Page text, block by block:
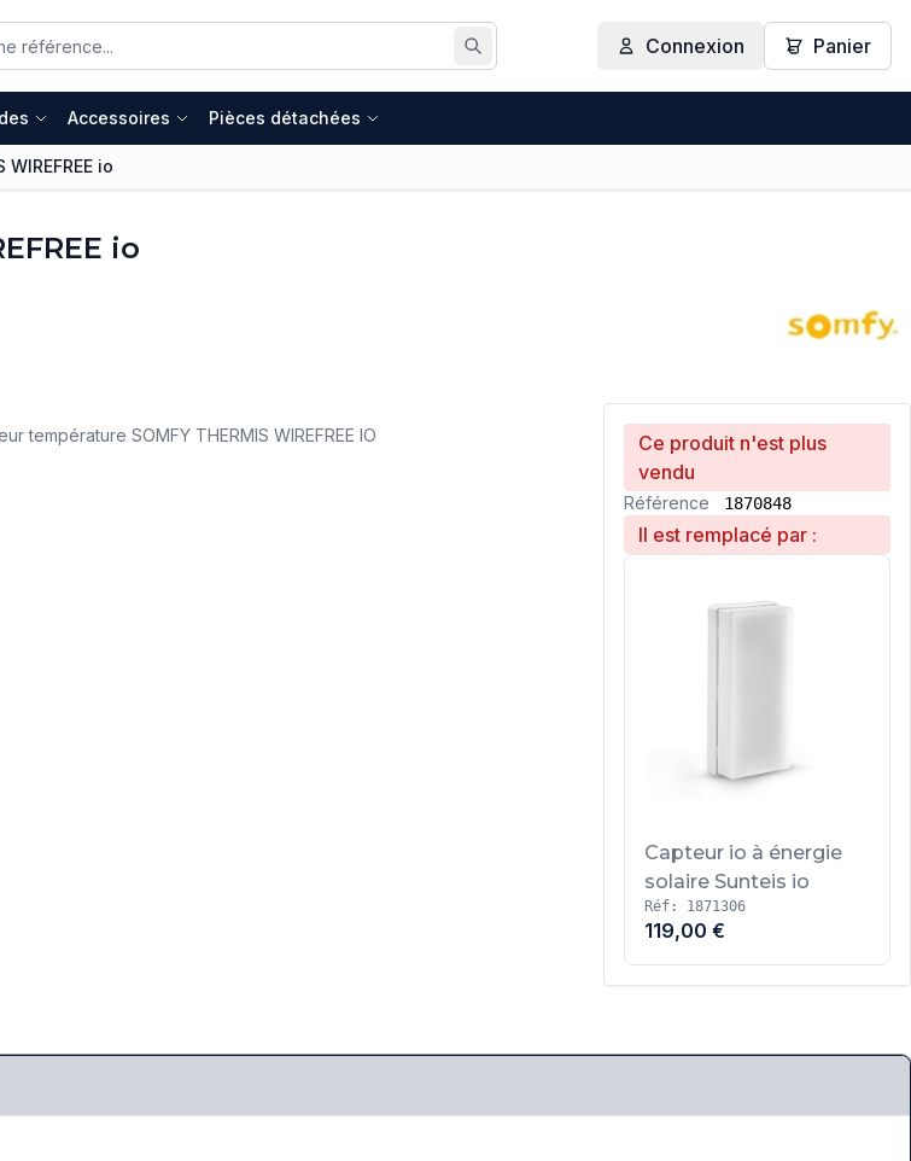
Rechercher
Connexion Panier
Accessoires Pièces détachées
WIREFREE io
io
Ce produit n'est plus
vendu
Référence 1870848
Il est remplacé par :
Capteur io à énergie
solaire Sunteis io
Réf: 1871306
119,00 €
température SOMFY THERMIS WIREFREE IO